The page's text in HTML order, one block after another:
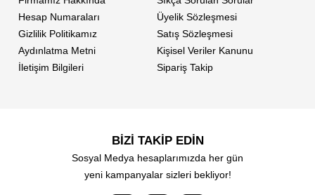
Hesap Numaraları
Gizlilik Politikamız
Aydınlatma Metni
İletişim Bilgileri
Üyelik Sözleşmesi
Satış Sözleşmesi
Kişisel Veriler Kanunu
Sipariş Takip
BİZİ TAKİP EDİN
Sosyal Medya hesaplarımızda her gün
yeni kampanyalar sizleri bekliyor!